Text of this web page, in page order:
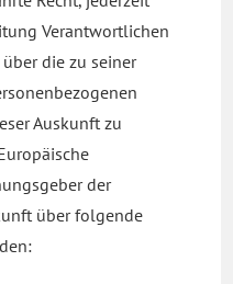
Verantwortlichen
die zu seiner
Auskunft zu
der
über folgende